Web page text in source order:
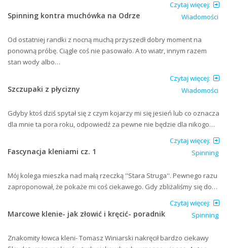
Czytaj więcej:
Wiadomości
Spinning kontra muchówka na Odrze
Od ostatniej randki z nocną muchą przyszedł dobry moment na
ponowną próbę. Ciągle coś nie pasowało. A to wiatr, innym razem
stan wody albo…
Czytaj więcej:
Wiadomości
Szczupaki z płycizny
Gdyby ktoś dziś spytał się z czym kojarzy mi się jesień lub co oznacza
dla mnie ta pora roku, odpowiedź za pewne nie będzie dla nikogo…
Czytaj więcej:
Spinning
Fascynacja kleniami cz. 1
Mój kolega mieszka nad małą rzeczką ''Stara Struga''. Pewnego razu
zaproponował, że pokaże mi coś ciekawego. Gdy zbliżaliśmy się do…
Czytaj więcej:
Spinning
Marcowe klenie- jak złowić i kręcić- poradnik
Znakomity łowca kleni- Tomasz Winiarski nakręcił bardzo ciekawy